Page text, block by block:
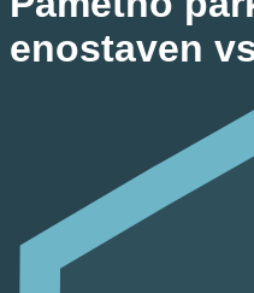
enostaven